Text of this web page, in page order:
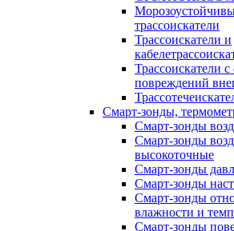
трассоискатели
Трассоискатели и
Трассоискатели
повреждений
Смарт-зонды,
Смарт-зонды
Смарт-зонды
высокоточные
Смарт-зонды
Смарт-зонды
Смарт-зонды
влажности и
Смарт-зонды